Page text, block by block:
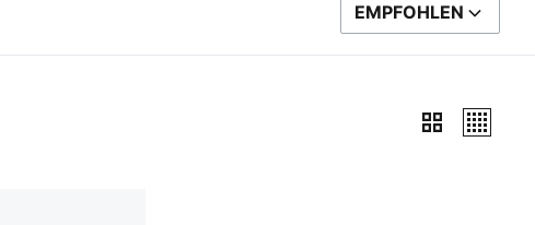
SORTIEREN NACH
EMPFOHLEN